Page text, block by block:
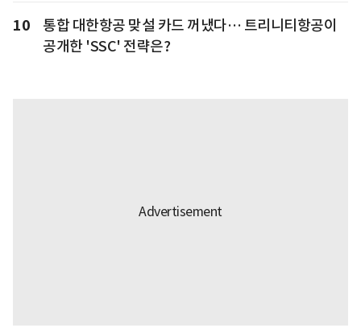
10
통합 대한항공 맞설 카드 꺼냈다… 트리니티항공이
공개한 'SSC' 전략은?